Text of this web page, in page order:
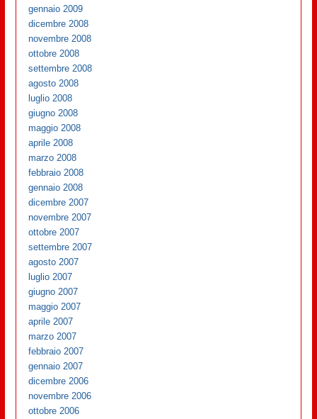
gennaio 2009
dicembre 2008
novembre 2008
ottobre 2008
settembre 2008
agosto 2008
luglio 2008
giugno 2008
maggio 2008
aprile 2008
marzo 2008
febbraio 2008
gennaio 2008
dicembre 2007
novembre 2007
ottobre 2007
settembre 2007
agosto 2007
luglio 2007
giugno 2007
maggio 2007
aprile 2007
marzo 2007
febbraio 2007
gennaio 2007
dicembre 2006
novembre 2006
ottobre 2006